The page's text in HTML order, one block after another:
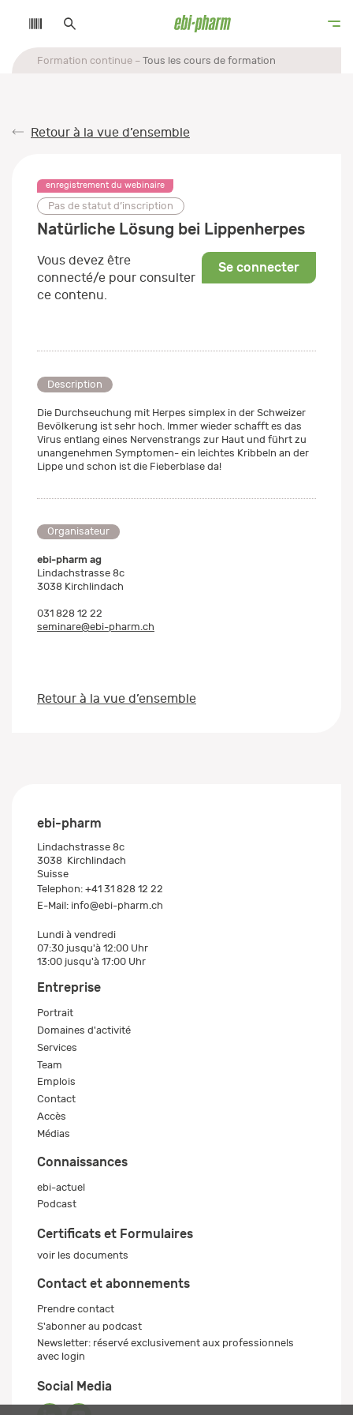
Formation continue Tous les cours de formation
Retour à la vue d’ensemble
enregistrement du webinaire
Pas de statut d’inscription
Natürliche Lösung bei Lippenherpes
Se connecter
Vous devez être
connecté/e pour consulter
ce contenu.
Description
Die Durchseuchung mit Herpes simplex in der Schweizer
Bevölkerung ist sehr hoch. Immer wieder schafft es das
Virus entlang eines Nervenstrangs zur Haut und führt zu
unangenehmen Symptomen- ein leichtes Kribbeln an der
Lippe und schon ist die Fieberblase da!
Organisateur
ebi-pharm ag
Lindachstrasse 8c
3038 Kirchlindach
031 828 12 22
seminare@ebi-pharm.ch
Retour à la vue d’ensemble
ebi-pharm
Lindachstrasse 8c
3038 Kirchlindach
Suisse
Telephon: +41 31 828 12 22
E-Mail: info@ebi-pharm.ch
Lundi à vendredi
07:30 jusqu'à 12:00 Uhr
13:00 jusqu'à 17:00 Uhr
Entreprise
Portrait
Domaines d'activité
Services
Team
Emplois
Contact
Accès
Médias
Connaissances
ebi-actuel
Podcast
Certificats et Formulaires
voir les documents
Contact et abonnements
Prendre contact
S'abonner au podcast
Newsletter: réservé exclusivement aux professionnels
avec login
Social Media